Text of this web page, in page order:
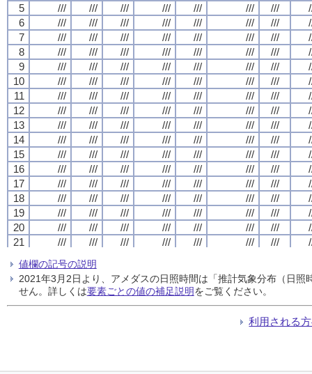
5
/// /// /// /// /// /// ///
6
/// /// /// /// /// /// ///
7
/// /// /// /// /// /// ///
8
/// /// /// /// /// /// ///
9
/// /// /// /// /// /// ///
10
/// /// /// /// /// /// ///
11
/// /// /// /// /// /// ///
12
/// /// /// /// /// /// ///
13
/// /// /// /// /// /// ///
14
/// /// /// /// /// /// ///
15
/// /// /// /// /// /// ///
16
/// /// /// /// /// /// ///
17
/// /// /// /// /// /// ///
18
/// /// /// /// /// /// ///
19
/// /// /// /// /// /// ///
20
/// /// /// /// /// /// ///
21
/// /// /// /// /// /// ///
23
/// /// ///
24
/// /// /// /// /// /// ///
5
/// /// /// /// /// /// ///
6
/// /// /// /// /// /// ///
7
/// /// /// /// /// /// ///
8
/// /// /// /// /// /// ///
9
/// /// /// /// /// /// ///
10
/// /// /// /// /// /// ///
11
/// /// /// /// /// /// ///
12
/// /// /// /// /// /// ///
13
/// /// /// /// /// /// ///
14
/// /// /// /// /// /// ///
15
/// /// /// /// /// /// ///
16
/// /// /// /// /// /// ///
17
/// /// /// /// /// /// ///
18
/// /// /// /// /// /// ///
19
/// /// /// /// /// /// ///
20
/// /// /// /// /// /// ///
21
/// /// /// /// /// /// ///
23
/// /// ///
24
/// /// /// /// /// /// ///
5
/// /// /// /// /// /// ///
6
/// /// /// /// /// /// ///
7
/// /// /// /// /// /// ///
8
/// /// /// /// /// /// ///
9
/// /// /// /// /// /// ///
10
/// /// /// /// /// /// ///
11
/// /// /// /// /// /// ///
12
/// /// /// /// /// /// ///
13
/// /// /// /// /// /// ///
14
/// /// /// /// /// /// ///
15
/// /// /// /// /// /// ///
16
/// /// /// /// /// /// ///
17
/// /// /// /// /// /// ///
18
/// /// /// /// /// /// ///
19
/// /// /// /// /// /// ///
20
/// /// /// /// /// /// ///
21
/// /// /// /// /// /// ///
23
/// /// ///
24
/// /// /// /// /// /// ///
5
/// /// /// /// /// /// ///
6
/// /// /// /// /// /// ///
7
/// /// /// /// /// /// ///
8
/// /// /// /// /// /// ///
9
/// /// /// /// /// /// ///
10
/// /// /// /// /// /// ///
11
/// /// /// /// /// /// ///
12
/// /// /// /// /// /// ///
13
/// /// /// /// /// /// ///
14
/// /// /// /// /// /// ///
15
/// /// /// /// /// /// ///
16
/// /// /// /// /// /// ///
17
/// /// /// /// /// /// ///
18
/// /// /// /// /// /// ///
19
/// /// /// /// /// /// ///
20
/// /// /// /// /// /// ///
21
/// /// /// /// /// /// ///
23
/// /// ///
24
/// /// /// /// /// /// ///
値欄の記号の説明
2021年3月2日より、アメダスの日照時間は「推計気象分布（日
せん。詳しくは要素ごとの値の補足説明をご覧ください。
利用される